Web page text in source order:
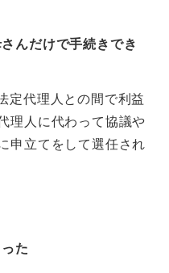
んだけで手続きでき
定代理人との間で利益
理人に代わって協議や
申立てをして選任され
た